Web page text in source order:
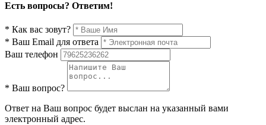
Есть вопросы? Ответим!
* Как вас зовут?
* Ваш Email для ответа
Ваш телефон
* Ваш вопрос?
Ответ на Ваш вопрос будет выслан на указанный вами
электронный адрес.